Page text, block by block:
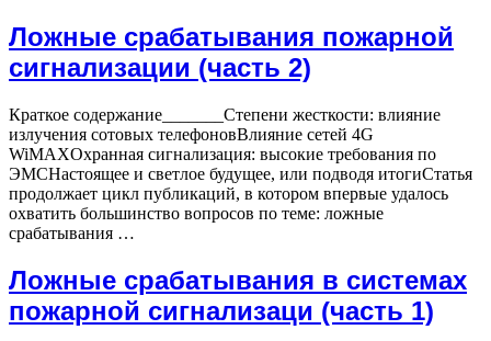
Ложные срабатывания пожарной
сигнализации (часть 2)
Краткое содержание_______Степени жесткости: влияние
излучения сотовых телефоновВлияние сетей 4G
WiMAXОхранная сигнализация: высокие требования по
ЭМСНастоящее и светлое будущее, или подводя итогиСтатья
продолжает цикл публикаций, в котором впервые удалось
охватить большинство вопросов по теме: ложные
срабатывания …
пожарной
сигнализации
(часть
2)
Ложные срабатывания в системах
пожарной сигнализаци (часть 1)